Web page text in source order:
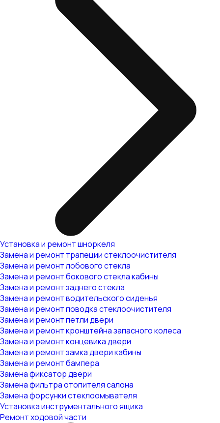
Установка и ремонт шноркеля
Замена и ремонт трапеции стеклоочистителя
Замена и ремонт лобового стекла
Замена и ремонт бокового стекла кабины
Замена и ремонт заднего стекла
Замена и ремонт водительского сиденья
Замена и ремонт поводка стеклоочистителя
Замена и ремонт петли двери
Замена и ремонт кронштейна запасного колеса
Замена и ремонт концевика двери
Замена и ремонт замка двери кабины
Замена и ремонт бампера
Замена фиксатор двери
Замена фильтра отопителя салона
Замена форсунки стеклоомывателя
Установка инструментального ящика
Ремонт ходовой части